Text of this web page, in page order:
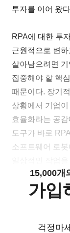
투자를 이어 왔
RPA에 대한 투
근원적으로 변
살아남으려면
집중해야 할 핵
때문이다. 장기
상황에서 기업
효율화라는 공
도구가 바로
소프트웨어 로
15,000개
가입
걱정마